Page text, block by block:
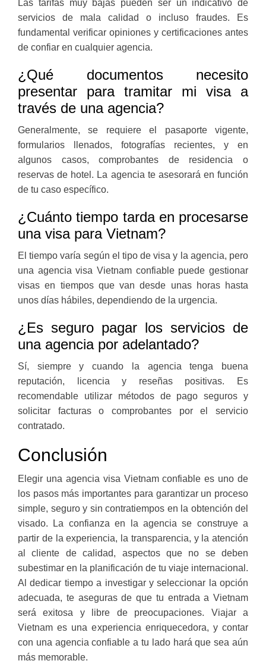
Las tarifas muy bajas pueden ser un indicativo de
servicios de mala calidad o incluso fraudes. Es
fundamental verificar opiniones y certificaciones antes
de confiar en cualquier agencia.
¿Qué documentos necesito
presentar para tramitar mi visa a
través de una agencia?
Generalmente, se requiere el pasaporte vigente,
formularios llenados, fotografías recientes, y en
algunos casos, comprobantes de residencia o
reservas de hotel. La agencia te asesorará en función
de tu caso específico.
¿Cuánto tiempo tarda en procesarse
una visa para Vietnam?
El tiempo varía según el tipo de visa y la agencia, pero
una agencia visa Vietnam confiable puede gestionar
visas en tiempos que van desde unas horas hasta
unos días hábiles, dependiendo de la urgencia.
¿Es seguro pagar los servicios de
una agencia por adelantado?
Sí, siempre y cuando la agencia tenga buena
reputación, licencia y reseñas positivas. Es
recomendable utilizar métodos de pago seguros y
solicitar facturas o comprobantes por el servicio
contratado.
Conclusión
Elegir una agencia visa Vietnam confiable es uno de
los pasos más importantes para garantizar un proceso
simple, seguro y sin contratiempos en la obtención del
visado. La confianza en la agencia se construye a
partir de la experiencia, la transparencia, y la atención
al cliente de calidad, aspectos que no se deben
subestimar en la planificación de tu viaje internacional.
Al dedicar tiempo a investigar y seleccionar la opción
adecuada, te aseguras de que tu entrada a Vietnam
será exitosa y libre de preocupaciones. Viajar a
Vietnam es una experiencia enriquecedora, y contar
con una agencia confiable a tu lado hará que sea aún
más memorable.